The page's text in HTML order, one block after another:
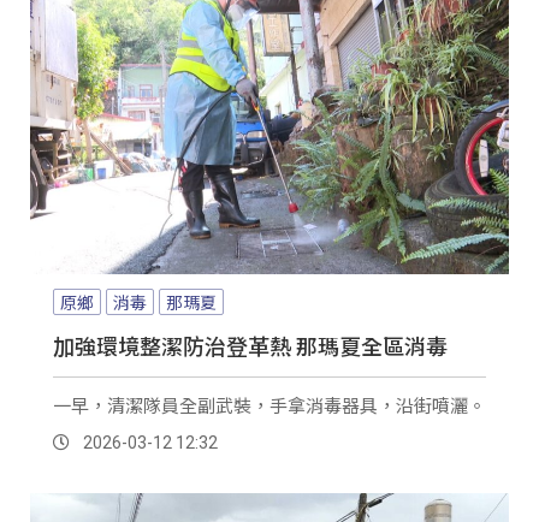
原鄉 消毒 那瑪夏
加強環境整潔防治登革熱 那瑪夏全區消毒
一早，清潔隊員全副武裝，手拿消毒器具，沿街噴灑。
2026-03-12 12:32